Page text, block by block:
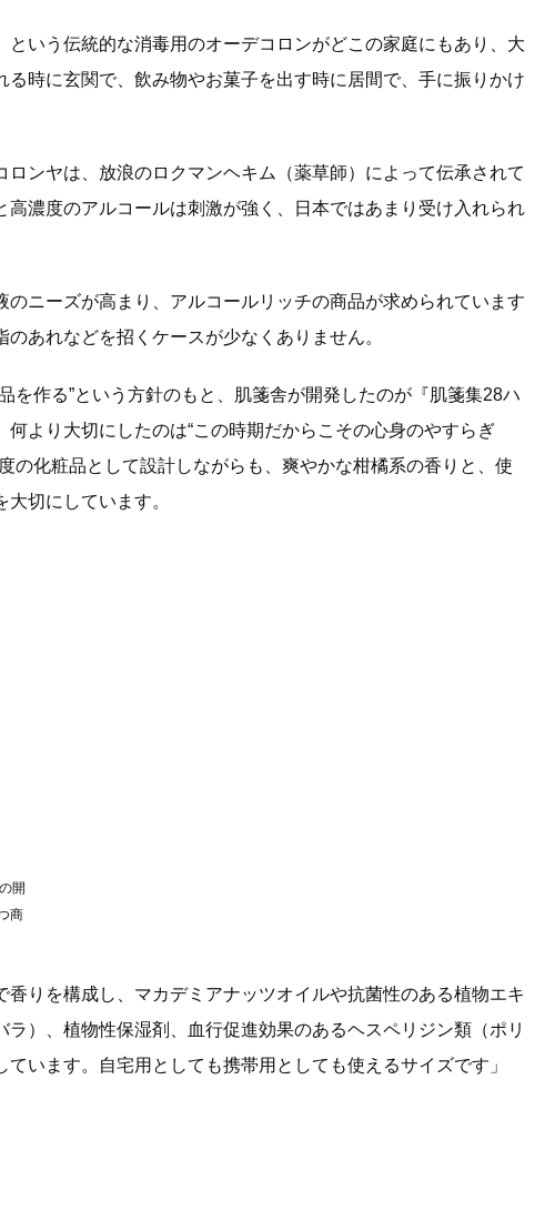
という伝統的な消毒用のオーデコロンがどこの家庭にもあり、大
る時に玄関で、飲み物やお菓子を出す時に居間で、手に振りかけ
ロンヤは、放浪のロクマンヘキム（薬草師）によって伝承されて
高濃度のアルコールは刺激が強く、日本ではあまり受け入れられ
のニーズが高まり、アルコールリッチの商品が求められています
あれなどを招くケースが少なくありません。
を作る”という方針のもと、肌箋舎が開発したのが『肌箋集28ハ
何より大切にしたのは“この時期だからこその心身のやすらぎ
の化粧品として設計しながらも、爽やかな柑橘系の香りと、使
切にしています。
開
商
香りを構成し、マカデミアナッツオイルや抗菌性のある植物エキ
ラ）、植物性保湿剤、血行促進効果のあるヘスペリジン類（ポリ
ています。自宅用としても携帯用としても使えるサイズです」